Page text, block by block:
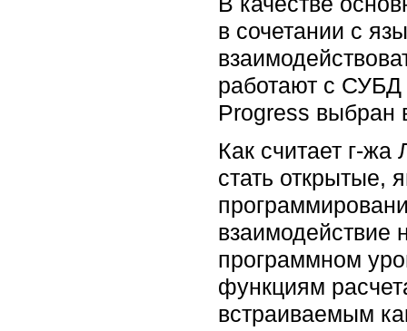
в сочетании с
работают с СУБД
Progress выбран
Как считает г-
стать
взаимодействие
программном
функциям
встраиваемым